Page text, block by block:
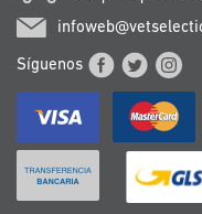
Síguenos